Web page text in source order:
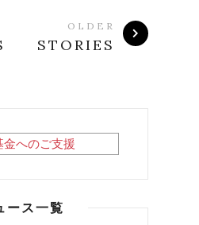
OLDER
STORIES
ース一覧